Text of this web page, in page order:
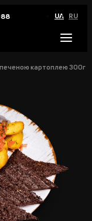
UA RU
картоплею 300г